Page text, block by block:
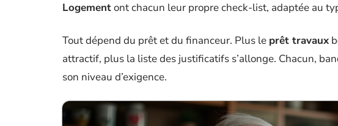
Logementont chacun leur propre check-list, adaptée au
Tout dépend du prêt et du financeur. Plus le prêt travaux
attractif, plus la liste des justificatifs s’allonge. Chacun,
son niveau d’exigence.